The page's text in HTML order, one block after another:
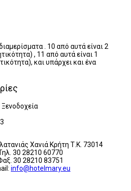
. 10 από αυτά είναι 2
, 11 από αυτά είναι 1
και υπάρχει και ένα
Ξενοδοχεία
3
Χανιά Κρήτη Τ.Κ. 73014
30 28210 60770
30 28210 83751
info@hotelmary.eu